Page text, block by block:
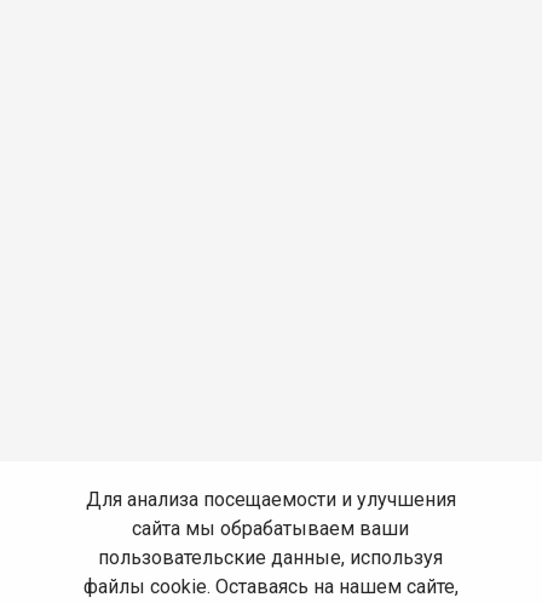
Для анализа посещаемости и улучшения
сайта мы обрабатываем ваши
пользовательские данные, используя
файлы cookie. Оставаясь на нашем сайте,